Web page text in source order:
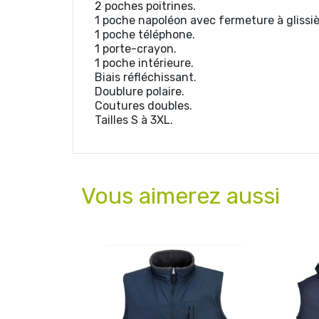
2 poches poitrines.
1 poche napoléon avec fermeture à
1 poche téléphone.
1 porte-crayon.
1 poche intérieure.
Biais réfléchissant.
Doublure polaire.
Coutures doubles.
Tailles S à 3XL.
Vous aimerez aussi